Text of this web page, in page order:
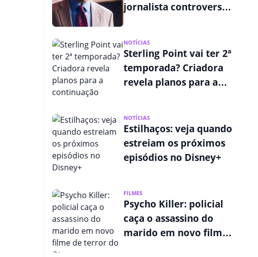
jornalista controverso
NOTÍCIAS
Sterling Point vai ter 2ª
temporada? Criadora
revela planos para a
NOTÍCIAS
Estilhaços: veja quando
estreiam os próximos
episódios no Disney+
FILMES
Psycho Killer: policial
caça o assassino do
marido em novo filme